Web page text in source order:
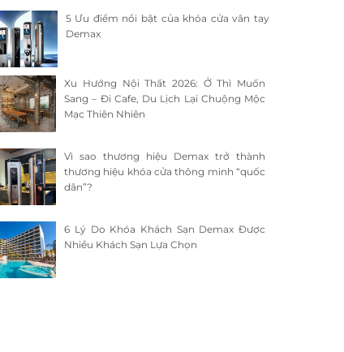
5 Ưu điểm nổi bật của khóa cửa vân tay
Demax
Xu Hướng Nội Thất 2026: Ở Thì Muốn
Sang – Đi Cafe, Du Lịch Lại Chuộng Mộc
Mạc Thiên Nhiên
Vì sao thương hiệu Demax trở thành
thương hiệu khóa cửa thông minh “quốc
dân”?
6 Lý Do Khóa Khách Sạn Demax Được
Nhiều Khách Sạn Lựa Chọn